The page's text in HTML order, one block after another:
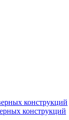
конструкций
конструкций